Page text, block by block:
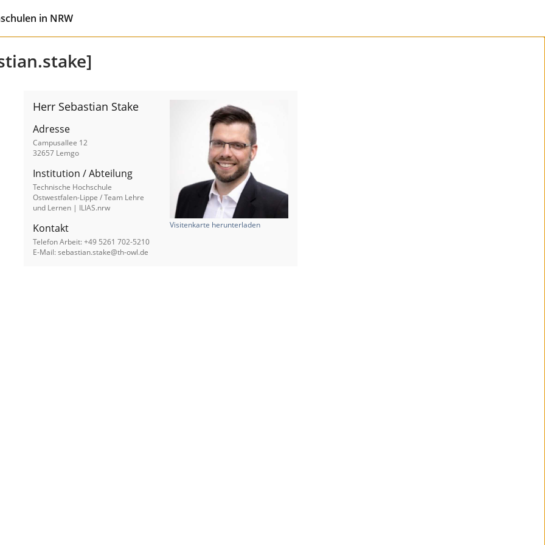
in NRW
Herr Sebastian Stake
Adresse
Campusallee 12
32657 Lemgo
Institution / Abteilung
Technische Hochschule
Ostwestfalen-Lippe / Team Lehre
und Lernen | ILIAS.nrw
Kontakt
Telefon Arbeit: +49 5261 702-5210
E-Mail: sebastian.stake@th-owl.de
Visitenkarte herunterladen